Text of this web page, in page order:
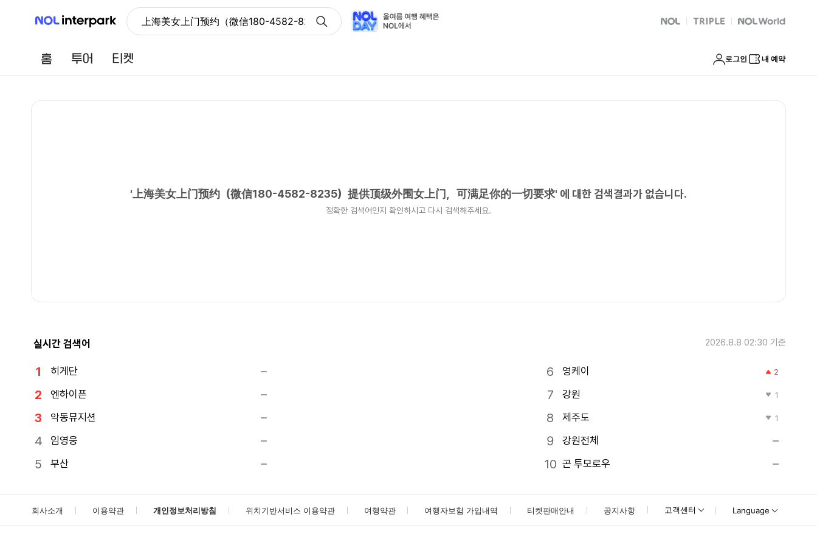
NOL 인터파크 上海美女上门预约（微信180-4582-8235）提供顶级外围女上门，可满足你的一切要求 NOL 트리플 Global Interpark
홈 투어 로그인 내 예약
' 上海美女上门预约（微信180-4582-8235）提供顶级外围女上门，可满足你的一切要求' 에 대한 검색결과가 없습니다.
정확한 검색어인지 확인하시고 다시 검색해주세요.
실시간 검색어 2026.8.8 02:30 기준
히게단
엔하이픈
악동뮤지션
임영웅
부산
영케이 2
강원 1
제주도 1
강원전체
곤 투모로우
회사소개 이용약관 개인정보처리방침 위치기반서비스 이용약관 여행약관 여행자보험 가입내역 티켓판매안내 공지사항 고객센터 Language